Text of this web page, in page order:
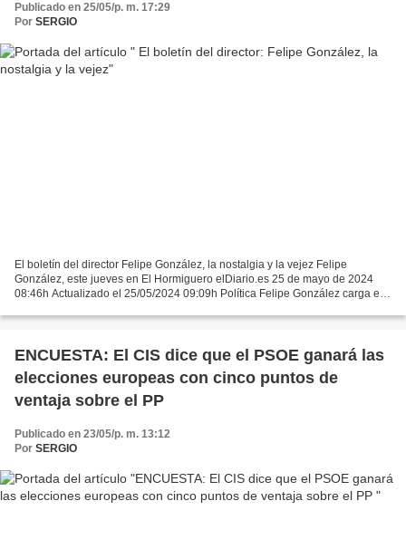
Publicado en 25/05/p. m. 17:29
Por SERGIO
El boletín del director Felipe González, la nostalgia y la vejez Felipe
González, este jueves en El Hormiguero elDiario.es 25 de mayo de 2024
08:46h Actualizado el 25/05/2024 09:09h Política Felipe González carga en
ENCUESTA: El CIS dice que el PSOE ganará las
elecciones europeas con cinco puntos de
ventaja sobre el PP
Publicado en 23/05/p. m. 13:12
Por SERGIO